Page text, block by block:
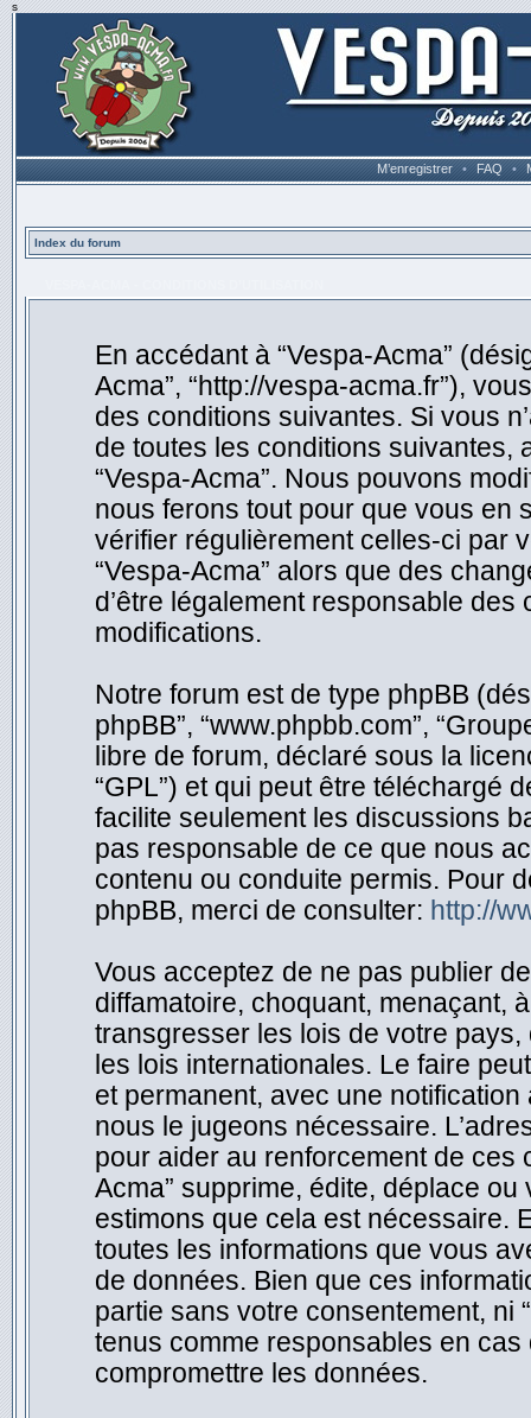
s
M’enregistrer • FAQ •
Index du forum
En accédant à “Vespa-Acma”
Acma”, “http://vespa-acma.fr”),
des conditions suivantes. Si vous
de toutes les conditions suivantes,
“Vespa-Acma”. Nous pouvons
nous ferons tout pour que vous en
vérifier régulièrement celles-ci par
“Vespa-Acma” alors que des
d’être légalement responsable
modifications.
Notre forum est de type phpBB
phpBB”, “www.phpbb.com”,
libre de forum, déclaré sous la
“GPL”) et qui peut être téléchargé
facilite seulement les discussions
pas responsable de ce que nous
contenu ou conduite permis. Pour
phpBB, merci de consulter: http://
Vous acceptez de ne pas publier
diffamatoire, choquant, menaçant,
transgresser les lois de votre pays,
les lois internationales. Le faire
et permanent, avec une
nous le jugeons nécessaire.
pour aider au renforcement de ces
Acma” supprime, édite, déplace
estimons que cela est nécessaire.
toutes les informations que vous
de données. Bien que ces
partie sans votre consentement, ni
tenus comme responsables en
compromettre les données.